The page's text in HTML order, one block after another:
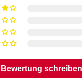
Bewertung schreiben